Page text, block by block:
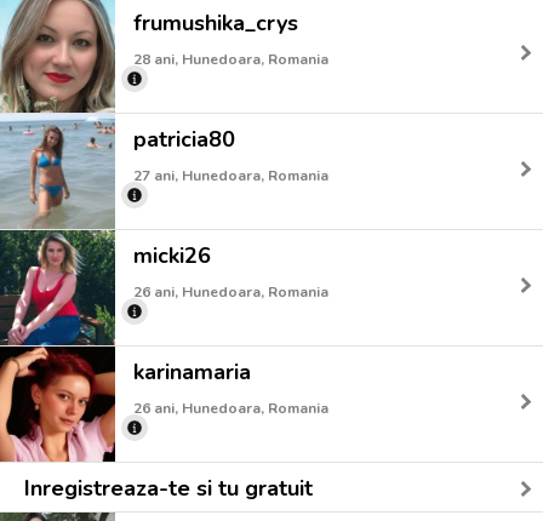
frumushika_crys
28 ani, Hunedoara, Romania
patricia80
27 ani, Hunedoara, Romania
micki26
26 ani, Hunedoara, Romania
karinamaria
26 ani, Hunedoara, Romania
Inregistreaza-te si tu gratuit